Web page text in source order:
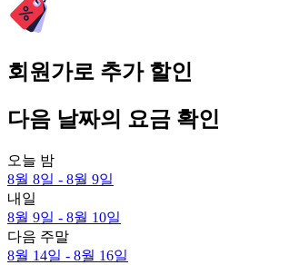
회원가로 추가 할인
다음 날짜의 요금 확인
오늘 밤
8월 8일 - 8월 9일
내일
8월 9일 - 8월 10일
다음 주말
8월 14일 - 8월 16일